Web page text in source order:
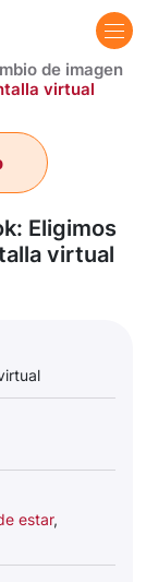
de imagen
virtual
Eligimos
virtual
estar,